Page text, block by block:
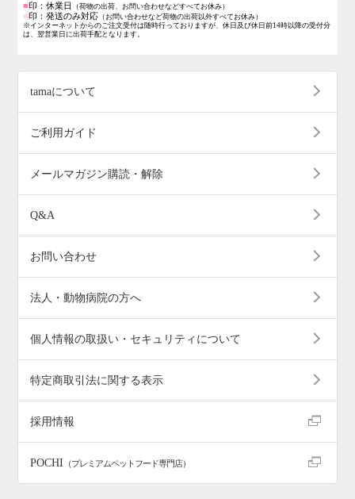
■印：休業日 （荷物の出荷、お問い合わせなどすべてお休み）
■印：発送のみ対応 （お問い合わせなど荷物の出荷以外すべてお休み）
※インターネットからのご注文受付は随時行っておりますが、休日及び休日前14時以降の受付分
は、翌営業日に出荷手配となります。
tamaについて
ご利用ガイド
メールマガジン購読・解除
Q&A
お問い合わせ
法人・動物病院の方へ
個人情報の取扱い・セキュリティについて
特定商取引法に関する表示
採用情報
POCHI （プレミアムペットフード専門店）